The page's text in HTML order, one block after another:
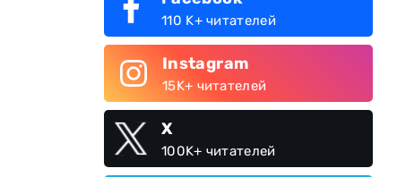
110 K+ читателей
Instagram
15K+ читателей
X
100K+ читателей